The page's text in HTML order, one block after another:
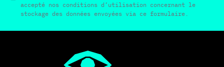
accepté nos conditions d’utilisation concernant le
stockage des données envoyées via ce formulaire.